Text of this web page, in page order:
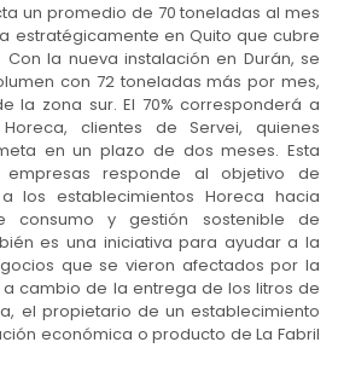
un promedio de 70 toneladas al mes
estratégicamente en Quito que cubre
la nueva instalación en Durán, se
con 72 toneladas más por mes,
la zona sur. El 70% corresponderá a
clientes de Servei, quienes
en un plazo de dos meses. Esta
responde al objetivo de
los establecimientos Horeca hacia
consumo y gestión sostenible de
es una iniciativa para ayudar a la
que se vieron afectados por la
cambio de la entrega de los litros de
el propietario de un establecimiento
económica o producto de La Fabril